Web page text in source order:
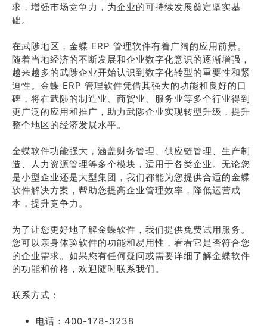
求，增强市场竞争力，为企业的可持续发展奠定坚实基
础。
在武陟地区，金蝶 ERP 管理软件有着广阔的应用前景。
随着当地经济的不断发展和企业数字化意识的逐渐增强，
越来越多的武陟企业开始认识到数字化转型的重要性和紧
迫性。金蝶 ERP 管理软件凭借其强大的功能和良好的口
碑，将在武陟的制造业、商贸业、服务业等多个行业得到
更广泛的应用和推广，助力武陟企业实现转型升级，提升
整个地区的经济发展水平。
金蝶软件功能强大，涵盖财务管理、供应链管理、生产制
造、人力资源管理等多个模块，适用于各类企业。无论您
是小型企业还是大型集团，我们都能为您提供合适的金蝶
软件解决方案，帮助您提高企业管理效率，降低运营成
本，提升竞争力。
为了让您更好地了解金蝶软件，我们提供免费试用服务。
您可以亲身体验软件的功能和易用性，看看它是否符合您
的企业需求。如果您有任何疑问或需要详细了解金蝶软件
的功能和价格，欢迎随时联系我们。
联系方式：
电话：400-178-3238